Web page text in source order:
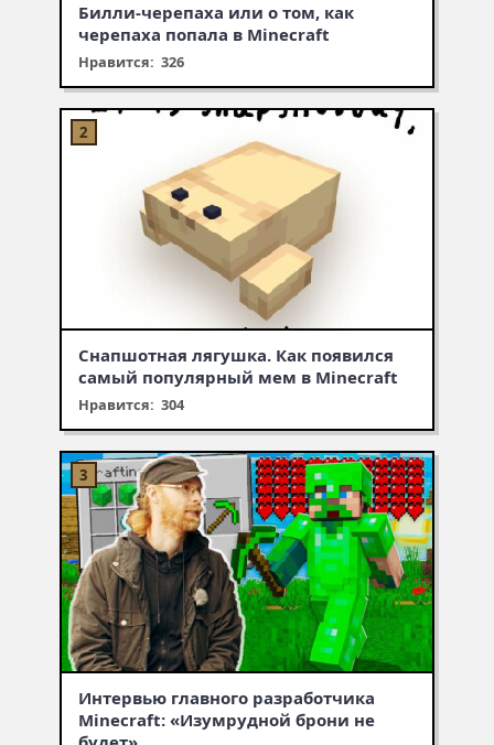
Билли-черепаха или о том, как
черепаха попала в Minecraft
Нравится: 326
Снапшотная лягушка. Как появился
самый популярный мем в Minecraft
Нравится: 304
Интервью главного разработчика
Minecraft: «Изумрудной брони не